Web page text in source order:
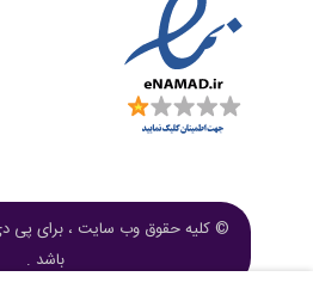
© کلیه حقوق وب سایت ، برای
باشد .